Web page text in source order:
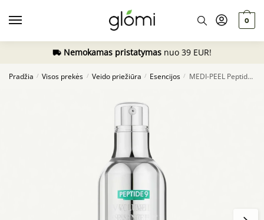
0
Nemokamas pristatymas nuo 39 EUR!
Pradžia / Visos prekės / Veido priežiūra / Esencijos / MEDI-PEEL Peptide 9 Volume White Cica Essence PRO, 100ml